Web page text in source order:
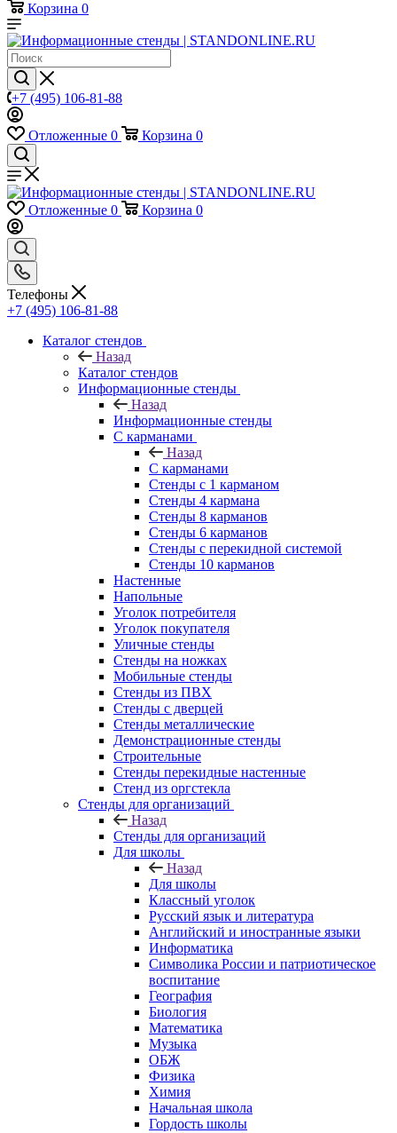
Корзина 0
+7 (495) 106-81-88
Отложенные 0 Корзина 0
Отложенные 0 Корзина 0
Телефоны
+7 (495) 106-81-88
Каталог стендов
Назад
Каталог стендов
Информационные стенды
Назад
Информационные стенды
С карманами
Назад
С карманами
Стенды с 1 карманом
Стенды 4 кармана
Стенды 8 карманов
Стенды 6 карманов
Стенды с перекидной системой
Стенды 10 карманов
Настенные
Напольные
Уголок потребителя
Уголок покупателя
Уличные стенды
Стенды на ножках
Мобильные стенды
Стенды из ПВХ
Стенды с дверцей
Стенды металлические
Демонстрационные стенды
Строительные
Стенды перекидные настенные
Стенд из оргстекла
Стенды для организаций
Назад
Стенды для организаций
Для школы
Назад
Для школы
Классный уголок
Русский язык и литература
Английский и иностранные языки
Информатика
Символика России и патриотическое
воспитание
География
Биология
Математика
Музыка
ОБЖ
Физика
Химия
Начальная школа
Гордость школы